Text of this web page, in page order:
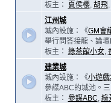
板主：
夏侯櫻, 胡飛,
江州城
城內設施：《GM會
舉行問答接龍、論
板主： 綠茶館小女,
建業城
城內設施：《小遊戲
參謀ABC的城池。
板主： 參謀ABC, 綠